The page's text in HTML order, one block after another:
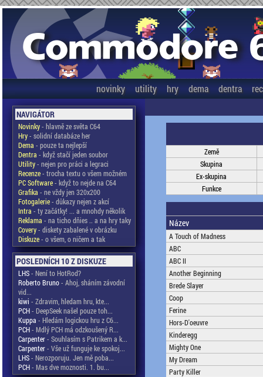
novinky utility hry dema dentra
NAVIGÁTOR
Novinky- hlavně ze světa C64
Hry- solidní databáze her
Dema - pouze ta nejlepší
Dentra - když stačí jeden soubor
Utility- nejen pro práci a legraci
Recenze- trocha textu o všem možném
PC Software- když to nejde na C64
Grafika - ne vždy jen 320x200
Fotogalerie- důkazy nejen z akcí
Intra - ty začátky! ... a mnohdy několik
Reklama - na ticho dňies .. a na hry taky
Covery- diskety zabalené v obrázku
Diskuze- o všem, o ničem a tak
POSLEDNÍCH 10 Z DISKUZE
LHS- Není to HotRod?
Roberto Bruno- Ahoj, sháním závodní
vid...
kiwi - Zdravim, hledam hru, kte...
PCH- DeepSeek našel pouze toh...
Kuppa - Hledám logickou hru z C6...
PCH- Mdlý PCH má odzkoušený R...
Carpenter- Souhlasím s Patrikem a k...
Carpenter- Vše už funguje ke spokoj...
LHS- Nerozporuju. Jen mě poba...
PCH- Mas dve moznosti. 1. bu...
Země
Skupina
Ex-skupina
Funkce
Název
A Touch of Madness
ABC
ABC II
Another Beginning
Brede Slayer
Coop
Ferine
Hors-D'oeuvre
Kinderegg
Mighty One
My Dream
Party Killer